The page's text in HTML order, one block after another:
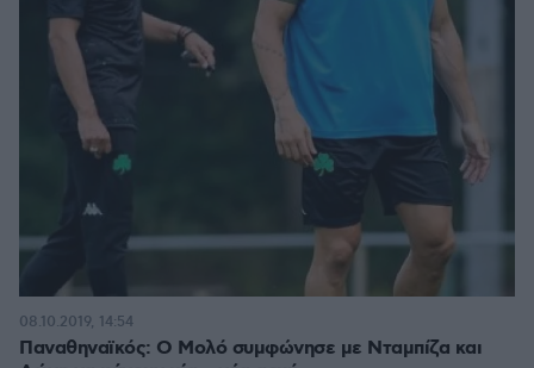
Παναθηναϊκός: Ο Μολό συμφώνησε με Νταμπίζα και
08.10.2019, 14:54